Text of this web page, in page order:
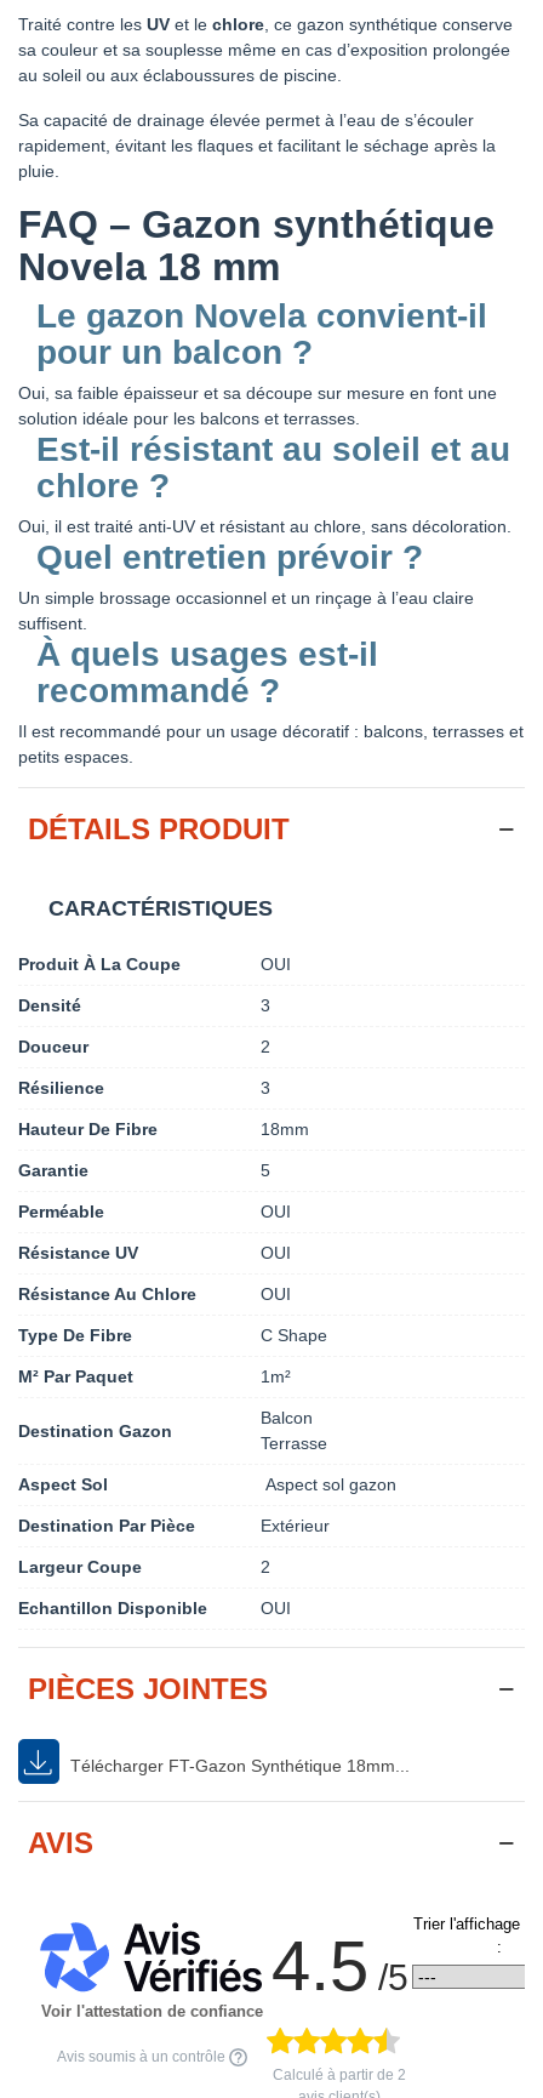
Traité contre les UV et le chlore, ce gazon synthétique conserve
sa couleur et sa souplesse même en cas d’exposition prolongée
au soleil ou aux éclaboussures de piscine.
Sa capacité de drainage élevée permet à l’eau de s’écouler
rapidement, évitant les flaques et facilitant le séchage après la
pluie.
FAQ – Gazon synthétique
Novela 18 mm
Le gazon Novela convient-il
pour un balcon ?
Oui, sa faible épaisseur et sa découpe sur mesure en font une
solution idéale pour les balcons et terrasses.
Est-il résistant au soleil et au
chlore ?
Oui, il est traité anti-UV et résistant au chlore, sans décoloration.
Quel entretien prévoir ?
Un simple brossage occasionnel et un rinçage à l’eau claire
suffisent.
À quels usages est-il
recommandé ?
Il est recommandé pour un usage décoratif : balcons, terrasses et
petits espaces.
DÉTAILS PRODUIT
CARACTÉRISTIQUES
Produit À La Coupe OUI
Densité 3
Douceur 2
Résilience 3
Hauteur De Fibre 18mm
Garantie 5
Perméable OUI
Résistance UV OUI
Résistance Au Chlore OUI
Type De Fibre C Shape
M² Par Paquet 1m²
Destination Gazon
Balcon
Terrasse
Aspect Sol Aspect sol gazon
Destination Par Pièce Extérieur
Largeur Coupe 2
Echantillon Disponible OUI
PIÈCES JOINTES
Télécharger FT-Gazon Synthétique 18mm...
AVIS
Voir l'attestation de confiance
Avis soumis à un contrôle
4.5 /5
Calculé à partir de 2
Trier l'affichage
: